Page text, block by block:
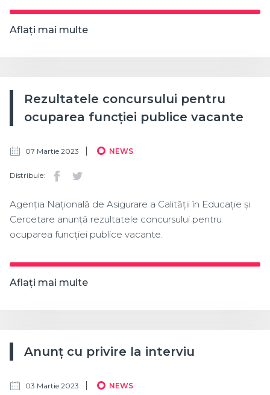
Aflați mai multe
Rezultatele concursului pentru
ocuparea funcției publice vacante
07 Martie 2023 NEWS
Distribuie:
Agenția Națională de Asigurare a Calității în Educație și
Cercetare anunță rezultatele concursului pentru
ocuparea funcției publice vacante.
Aflați mai multe
Anunț cu privire la interviu
03 Martie 2023 NEWS